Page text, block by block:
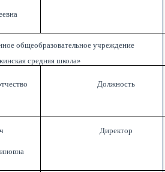
общеобразовательное учреждение
средняя школа»
Должность
Директор